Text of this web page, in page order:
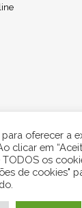
All Rights
oferecer a
clicar em
os
de cookies"